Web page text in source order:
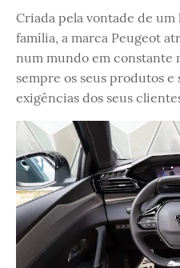
Criada pela vontade de
família, a marca Peugeot
num mundo em constante
sempre os seus produtos e
exigências dos seus